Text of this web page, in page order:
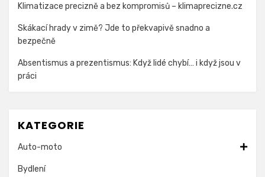
Klimatizace precizně a bez kompromisů – klimaprecizne.cz
Skákací hrady v zimě? Jde to překvapivě snadno a
bezpečně
Absentismus a prezentismus: Když lidé chybí… i když jsou v
práci
KATEGORIE
Auto-moto
Bydlení